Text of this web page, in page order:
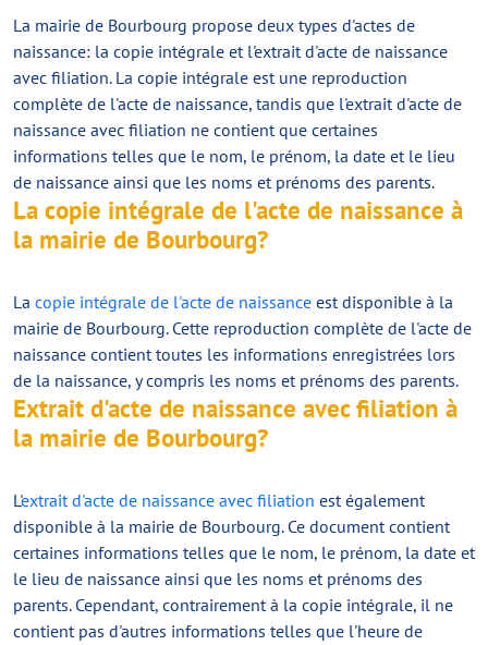
La mairie de Bourbourg propose deux types d'actes de
naissance: la copie intégrale et l'extrait d'acte de naissance
avec filiation. La copie intégrale est une reproduction
complète de l'acte de naissance, tandis que l'extrait d'acte de
naissance avec filiation ne contient que certaines
informations telles que le nom, le prénom, la date et le lieu
de naissance ainsi que les noms et prénoms des parents.
La copie intégrale de l'acte de naissance à
la mairie de Bourbourg?
La copie intégrale de l'acte de naissance est disponible à la
mairie de Bourbourg. Cette reproduction complète de l'acte de
naissance contient toutes les informations enregistrées lors
de la naissance, y compris les noms et prénoms des parents.
Extrait d'acte de naissance avec filiation à
la mairie de Bourbourg?
L'extrait d'acte de naissance avec filiation est également
disponible à la mairie de Bourbourg. Ce document contient
certaines informations telles que le nom, le prénom, la date et
le lieu de naissance ainsi que les noms et prénoms des
parents. Cependant, contrairement à la copie intégrale, il ne
contient pas d'autres informations telles que l'heure de